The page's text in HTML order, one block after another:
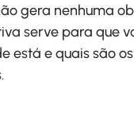
gera nenhuma
serve para que
está e quais são